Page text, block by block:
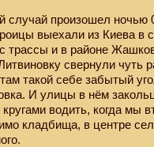
случай произошел ночью
выехали из Киева в
трассы и в районе
свернули чуть
такой себе забытый
И улицы в нём
водить, когда мы
кладбища, в центре